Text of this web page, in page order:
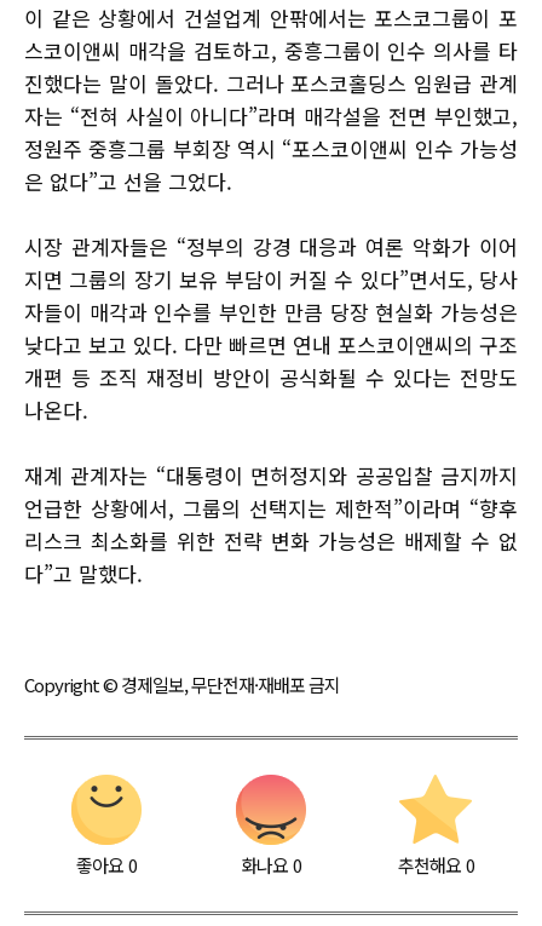
이 같은 상황에서 건설업계 안팎에서는 포스코그룹이 포
스코이앤씨 매각을 검토하고, 중흥그룹이 인수 의사를 타
진했다는 말이 돌았다. 그러나 포스코홀딩스 임원급 관계
자는 “전혀 사실이 아니다”라며 매각설을 전면 부인했고,
정원주 중흥그룹 부회장 역시 “포스코이앤씨 인수 가능성
은 없다”고 선을 그었다.
시장 관계자들은 “정부의 강경 대응과 여론 악화가 이어
지면 그룹의 장기 보유 부담이 커질 수 있다”면서도, 당사
자들이 매각과 인수를 부인한 만큼 당장 현실화 가능성은
낮다고 보고 있다. 다만 빠르면 연내 포스코이앤씨의 구조
개편 등 조직 재정비 방안이 공식화될 수 있다는 전망도
나온다.
재계 관계자는 “대통령이 면허정지와 공공입찰 금지까지
언급한 상황에서, 그룹의 선택지는 제한적”이라며 “향후
리스크 최소화를 위한 전략 변화 가능성은 배제할 수 없
다”고 말했다.
Copyright © 경제일보, 무단전재·재배포 금지
좋아요0 화나요0 추천해요 0